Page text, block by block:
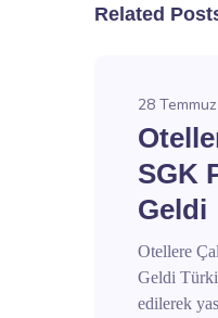
Related
28
SGK
Geldi
Otellere
Geldi
edilerek